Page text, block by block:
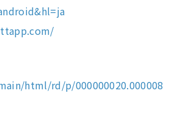
html/rd/p/000000020.000008